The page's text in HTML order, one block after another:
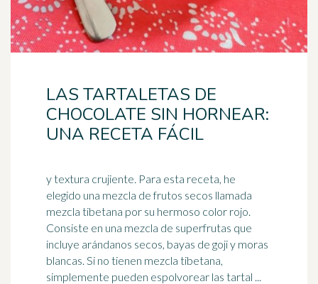
LAS TARTALETAS DE
CHOCOLATE SIN HORNEAR:
UNA RECETA FÁCIL
y textura crujiente. Para esta receta, he
elegido una mezcla de frutos secos llamada
mezcla tibetana por su hermoso color rojo.
Consiste en una mezcla de superfrutas que
incluye arándanos secos, bayas de goji y moras
blancas. Si no tienen mezcla tibetana,
simplemente pueden espolvorear las tartal ...